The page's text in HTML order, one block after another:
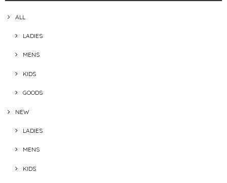
ALL
LADIES
MENS
KIDS
GOODS
NEW
LADIES
MENS
KIDS